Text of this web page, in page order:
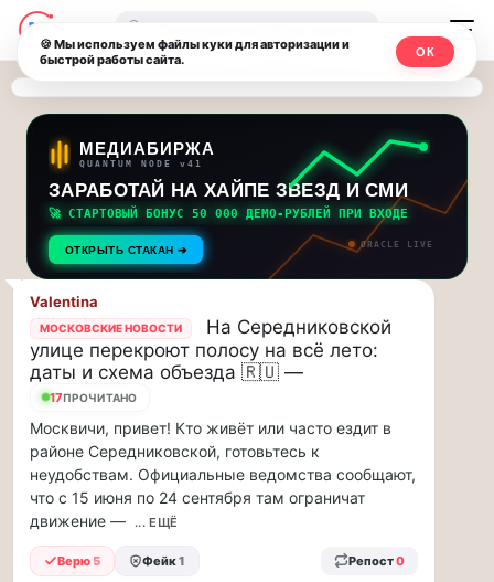
Последние
новости
и
обновления
потока:
Друзья,
приглашаем
на
музыкальную
прогулку
по
Москве
Чайковского!…
приглашаем
на
музыкальную
прогулку
по
Москве
Чайковского!
Москвичи.net
—
Главный
столичный
чат-
мессенджер,
новости
и
инсайды
Москвы
🔍
МЕДИАБИРЖА
QUANTUM NODE v41
ЗАРАБОТАЙ НА ХАЙПЕ ЗВЕЗД И СМИ
🚀 СТАРТОВЫЙ БОНУС 50 000 ДЕМО-РУБЛЕЙ ПРИ ВХОДЕ
ОТКРЫТЬ СТАКАН ➔ ORACLE LIVE
Valentina
МОСКОВСКИЕ НОВОСТИ
На Середниковской
улице перекроют полосу на всё лето:
даты и схема объезда 🇷🇺 —
17ПРОЧИТАНО
Москвичи, привет! Кто живёт или часто ездит в
районе Середниковской, готовьтесь к
неудобствам. Официальные ведомства сообщают,
что с 15 июня по 24 сентября там ограничат
движение — ... ЕЩЁ
Верю 5 Фейк1 Репост0
🍪 Мы используем файлы куки для авторизации и
быстрой работы сайта.
ОК